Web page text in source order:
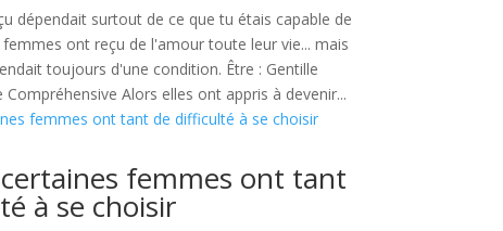
dépendait surtout de ce que tu étais capable de
ont reçu de l'amour toute leur vie... mais
toujours d'une condition. Être : Gentille
Compréhensive Alors elles ont appris à devenir...
femmes ont tant
à se choisir